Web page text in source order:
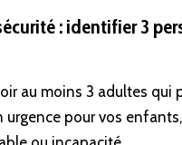
: identifier 3
au moins 3 adultes qui
urgence pour vos